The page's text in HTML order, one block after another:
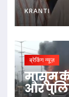
KRANTI
ब्रेकिंग न्यूज़
मासूम
और